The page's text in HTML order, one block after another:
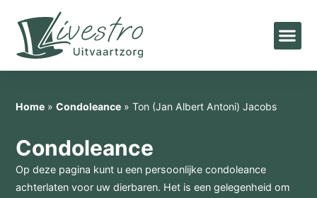
Home »Condoleance »Ton (Jan Albert Antoni) Jacobs
Condoleance
Op deze pagina kunt u een persoonlijke condoleance
achterlaten voor uw dierbaren. Het is een gelegenheid om